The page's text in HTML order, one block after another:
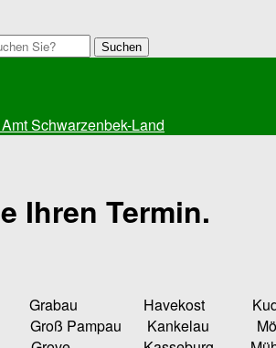
Suchen
Schwarzenbek-Land
Ihren Termin.
Havekost
Kankelau